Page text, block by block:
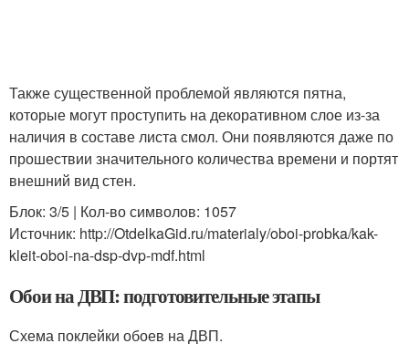
Также существенной проблемой являются пятна,
которые могут проступить на декоративном слое из-за
наличия в составе листа смол. Они появляются даже по
прошествии значительного количества времени и портят
внешний вид стен.
Блок: 3/5 | Кол-во символов: 1057
Источник: http://OtdelkaGid.ru/materialy/oboi-probka/kak-
kleit-oboi-na-dsp-dvp-mdf.html
Обои на ДВП: подготовительные этапы
Схема поклейки обоев на ДВП.